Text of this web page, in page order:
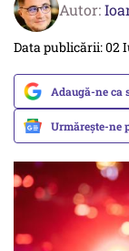
Autor:
Data publicării: 02
Adaugă-ne ca
Urmărește-ne